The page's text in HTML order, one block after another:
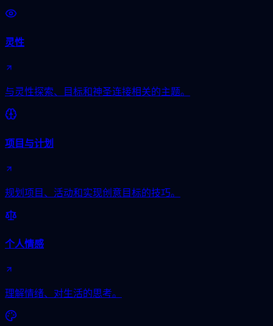
灵性
与灵性探索、目标和神圣连接相关的主题。
项目与计划
规划项目、活动和实现创意目标的技巧。
个人情感
理解情绪、对生活的思考。